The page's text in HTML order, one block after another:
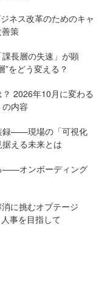
ネス改革のためのキャ
策
長層の失速」が顕
をどう変える？
2026年10月に変わる
の内容
録——現場の「可視化
える未来とは
——オンボーディング
に挑むオプテージ
事を目指して